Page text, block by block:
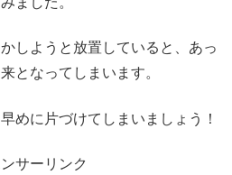
しようと放置していると、あっ
となってしまいます。
めに片づけてしまいましょう！
サーリンク